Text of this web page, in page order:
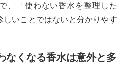
、「使わない香水を整理した
いことではないと分かりやす
なくなる香水は意外と多